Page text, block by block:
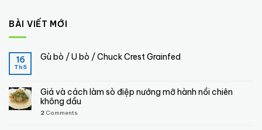
BÀI VIẾT MỚI
16
Th5
Gù bò / U bò / Chuck Crest Grainfed
Giá và cách làm sò điệp nướng mỡ hành nồi chiên
không dầu
2 Comments